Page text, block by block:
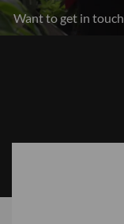
Want to get in